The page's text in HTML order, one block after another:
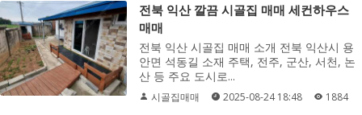
전북 익산 깔끔 시골집 매매 세컨하우스
매매
전북 익산 시골집 매매 소개 전북 익산시 용
안면 석동길 소재 주택, 전주, 군산, 서천, 논
산 등 주요 도시로...
시골집매매 2025-08-24 18:48 1884